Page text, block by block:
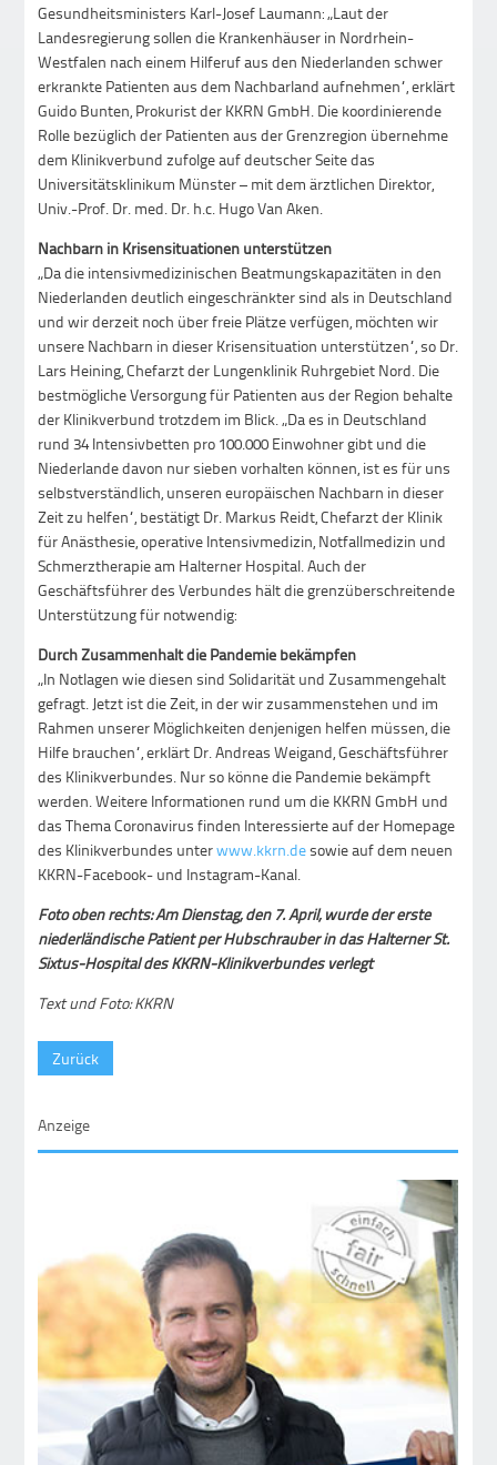
Gesundheitsministers Karl-Josef Laumann: „Laut der
Landesregierung sollen die Krankenhäuser in Nordrhein-
Westfalen nach einem Hilferuf aus den Niederlanden schwer
erkrankte Patienten aus dem Nachbarland aufnehmen“, erklärt
Guido Bunten, Prokurist der KKRN GmbH. Die koordinierende
Rolle bezüglich der Patienten aus der Grenzregion übernehme
dem Klinikverbund zufolge auf deutscher Seite das
Universitätsklinikum Münster – mit dem ärztlichen Direktor,
Univ.-Prof. Dr. med. Dr. h.c. Hugo Van Aken.
Nachbarn in Krisensituationen unterstützen
„Da die intensivmedizinischen Beatmungskapazitäten in den
Niederlanden deutlich eingeschränkter sind als in Deutschland
und wir derzeit noch über freie Plätze verfügen, möchten wir
unsere Nachbarn in dieser Krisensituation unterstützen“, so Dr.
Lars Heining, Chefarzt der Lungenklinik Ruhrgebiet Nord. Die
bestmögliche Versorgung für Patienten aus der Region behalte
der Klinikverbund trotzdem im Blick. „Da es in Deutschland
rund 34 Intensivbetten pro 100.000 Einwohner gibt und die
Niederlande davon nur sieben vorhalten können, ist es für uns
selbstverständlich, unseren europäischen Nachbarn in dieser
Zeit zu helfen“, bestätigt Dr. Markus Reidt, Chefarzt der Klinik
für Anästhesie, operative Intensivmedizin, Notfallmedizin und
Schmerztherapie am Halterner Hospital. Auch der
Geschäftsführer des Verbundes hält die grenzüberschreitende
Unterstützung für notwendig:
Durch Zusammenhalt die Pandemie bekämpfen
„In Notlagen wie diesen sind Solidarität und Zusammengehalt
gefragt. Jetzt ist die Zeit, in der wir zusammenstehen und im
Rahmen unserer Möglichkeiten denjenigen helfen müssen, die
Hilfe brauchen“, erklärt Dr. Andreas Weigand, Geschäftsführer
des Klinikverbundes. Nur so könne die Pandemie bekämpft
werden. Weitere Informationen rund um die KKRN GmbH und
das Thema Coronavirus finden Interessierte auf der Homepage
des Klinikverbundes unterwww.kkrn.desowie auf dem neuen
KKRN-Facebook- und Instagram-Kanal.
Foto oben rechts: Am Dienstag, den 7. April, wurde der erste
niederländische Patient per Hubschrauber in das Halterner St.
Sixtus-Hospital des KKRN-Klinikverbundes verlegt
Text und Foto: KKRN
Zurück
Anzeige